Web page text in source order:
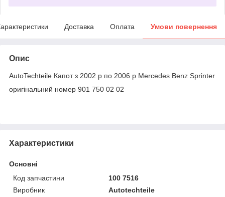
Доставка Оплата Умови повернення
Опис
AutoTechteile Капот з 2002 р по 2006 р Mercedes Benz Sprinter
оригінальний номер 901 750 02 02
Характеристики
Основні
Код запчастини
100 7516
Виробник
Autotechteile